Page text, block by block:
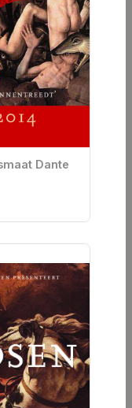
Dante